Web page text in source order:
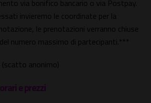
via bonifico bancario o via Postpay.
invieremo le coordinate per la
le prenotazioni verranno chiuse
numero massimo di partecipanti.***
anonimo)
e prezzi